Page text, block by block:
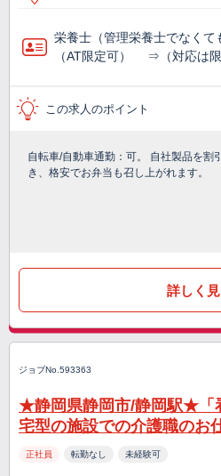
栄養士（管理栄養士でなく
（AT限定可） ⇒（対応は
この求人のポイント
自転車/自動車通勤：可。 自社製品を割
き、格安でお弁当も召し上がれます。
詳しく
ジョブNo.593363
★静岡県静岡市/静岡駅★「
宅型の施設での介護職のお
正社員 転勤なし 未経験可